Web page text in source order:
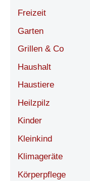
Freizeit
Garten
Grillen & Co
Haushalt
Haustiere
Heilzpilz
Kinder
Kleinkind
Klimageräte
Körperpflege